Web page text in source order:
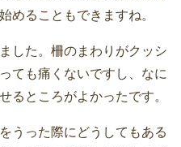
めることもできますね。
した。柵のまわりがクッシ
ても痛くないですし、なに
るところがよかったです。
うった際にどうしてもある